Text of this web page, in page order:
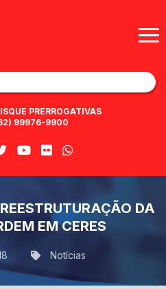
PRERROGATIVAS
99976-9900
DA
EM CERES
Notícias